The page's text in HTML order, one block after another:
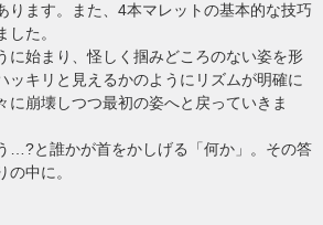
ります。また、4本マレットの基本的な技巧
た。
に始まり、怪しく掴みどころのない姿を形
ッキリと見えるかのようにリズムが明確に
に崩壊しつつ最初の姿へと戻っていきま
…?と誰かが首をかしげる「何か」。その答
の中に。